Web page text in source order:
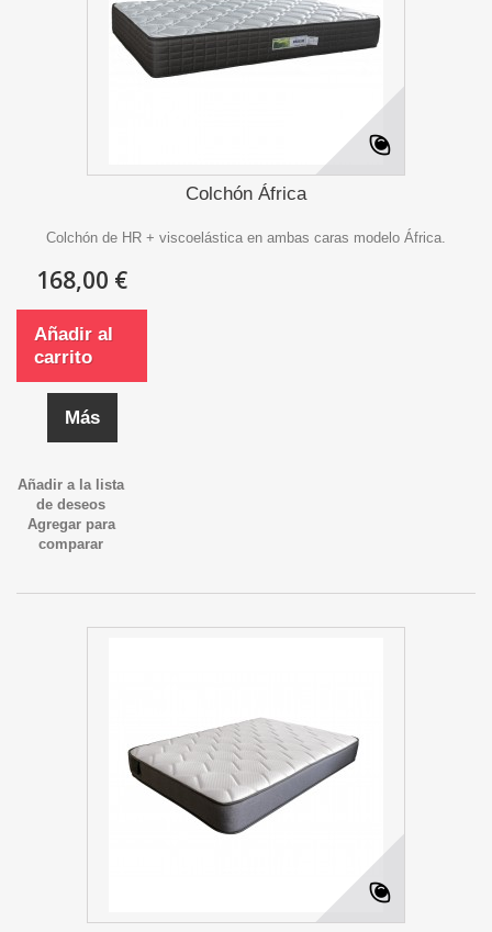
Colchón África
Colchón de HR + viscoelástica en ambas caras modelo África.
168,00 €
Añadir al
carrito
Más
Añadir a la lista
de deseos
Agregar para
comparar